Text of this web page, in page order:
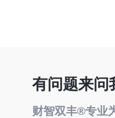
有问题来问
财智双丰®专业